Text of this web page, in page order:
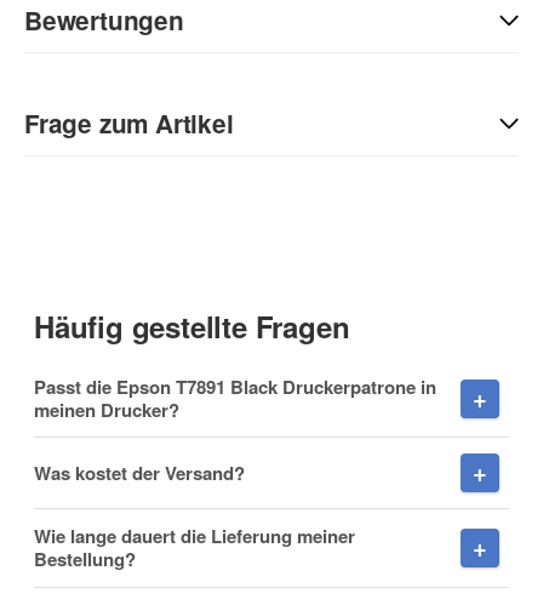
Bewertungen
Sie Anderen bei der Kaufentscheidung:
Frage zum Artikel
Häufig gestellte Fragen
Passt die Epson T7891 Black Druckerpatrone in
meinen Drucker?
Was kostet der Versand?
Wie lange dauert die Lieferung meiner
Bestellung?